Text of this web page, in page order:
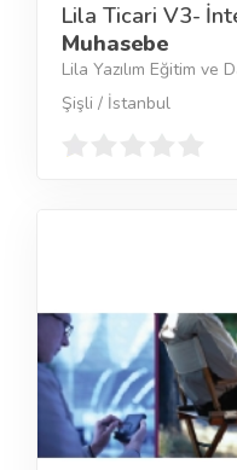
Lila Ticari V3-
Muhasebe
Lila Yazılım Eğitim ve
Şişli / İstanbul